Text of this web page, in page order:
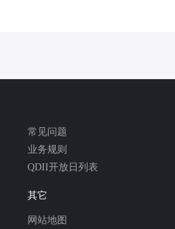
常见问题
业务规则
QDII开放日列表
其它
网站地图